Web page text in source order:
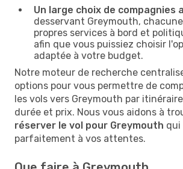
Un large choix de compagnies
desservant Greymouth,
propres services à bord et
afin que vous puissiez choisir
adaptée à votre budget.
Notre moteur de recherche
options pour vous permettre de
les vols vers Greymouth par
durée et prix. Nous vous aidons à
réserver le vol pour Greymouth qui
parfaitement à vos attentes.